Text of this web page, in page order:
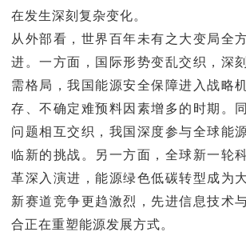
在发生深刻复杂变化。
从外部看，世界百年未有之大变局全
进。一方面，国际形势变乱交织，深
需格局，我国能源安全保障进入战略
存、不确定难预料因素增多的时期。
问题相互交织，我国深度参与全球能
临新的挑战。另一方面，全球新一轮
革深入演进，能源绿色低碳转型成为
新赛道竞争更趋激烈，先进信息技术
合正在重塑能源发展方式。